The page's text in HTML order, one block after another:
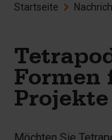
Startseite
Formen
Projekte